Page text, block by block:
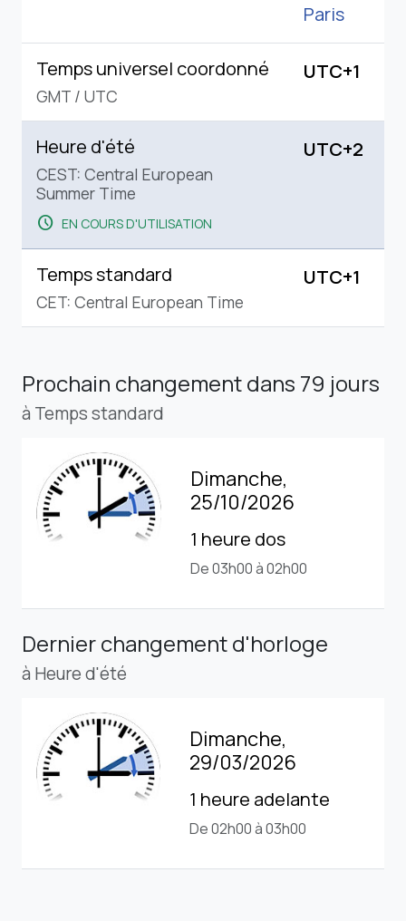
Paris
Temps universel coordonné
GMT / UTC
UTC+1
Heure d'été
CEST: Central European
Summer Time
schedule EN COURS D'UTILISATION
UTC+2
Temps standard
CET: Central European Time
UTC+1
Prochain changementdans 79 jours
à Temps standard
Dimanche,
25/10/2026
1 heure dos
De 03h00 à 02h00
Dernier changement d'horloge
à Heure d'été
Dimanche,
29/03/2026
1 heure adelante
De 02h00 à 03h00